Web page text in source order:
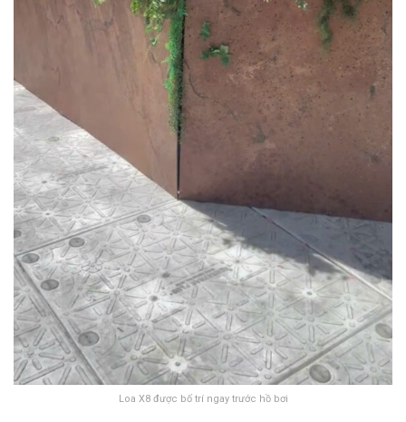
Loa X8 được bố trí ngay trước hồ bơi